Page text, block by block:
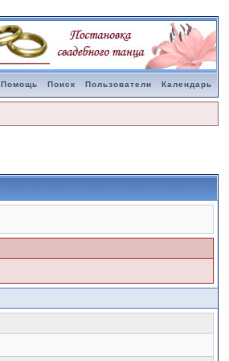
Помощь Поиск Пользователи Календарь